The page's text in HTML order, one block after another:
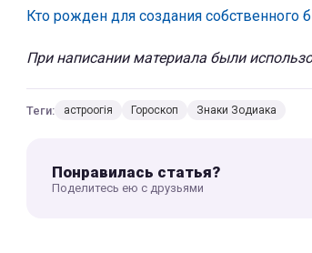
Кто рожден для создания собственного
При написании материала были
Теги: астроогія Гороскоп Знаки Зодиака
Понравилась статья?
Поделитесь ею с друзьями